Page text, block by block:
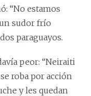
“No estamos
sudor frío
paraguayos.
peor: “Neiraiti
roba por acción
y les quedan